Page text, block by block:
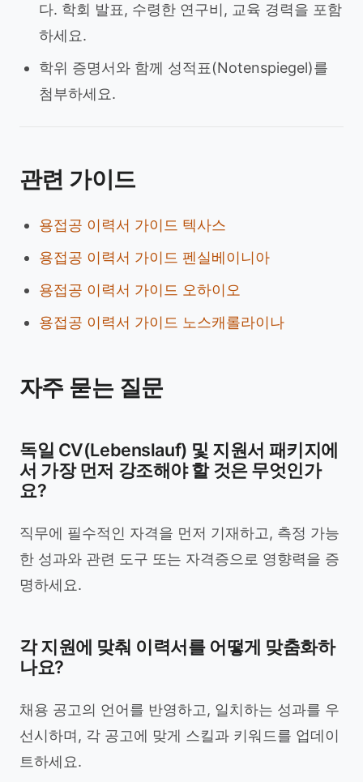
다. 학회 발표, 수령한 연구비, 교육 경력을 포함
하세요.
학위 증명서와 함께 성적표(Notenspiegel)를
첨부하세요.
관련 가이드
용접공 이력서 가이드 텍사스
용접공 이력서 가이드 펜실베이니아
용접공 이력서 가이드 오하이오
용접공 이력서 가이드 노스캐롤라이나
자주 묻는 질문
독일 CV(Lebenslauf) 및 지원서 패키지에
서 가장 먼저 강조해야 할 것은 무엇인가
요?
직무에 필수적인 자격을 먼저 기재하고, 측정 가능
한 성과와 관련 도구 또는 자격증으로 영향력을 증
명하세요.
각 지원에 맞춰 이력서를 어떻게 맞춤화하
나요?
채용 공고의 언어를 반영하고, 일치하는 성과를 우
선시하며, 각 공고에 맞게 스킬과 키워드를 업데이
트하세요.